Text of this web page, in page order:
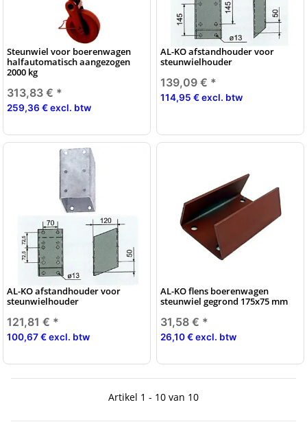
Steunwiel voor boerenwagen
halfautomatisch aangezogen
2000 kg
313,83 € *
259,36 € excl. btw
AL-KO afstandhouder voor
steunwielhouder
139,09 € *
114,95 € excl. btw
AL-KO afstandhouder voor
steunwielhouder
121,81 € *
100,67 € excl. btw
AL-KO flens boerenwagen
steunwiel gegrond 175x75 mm
31,58 € *
26,10 € excl. btw
Artikel 1 - 10 van 10